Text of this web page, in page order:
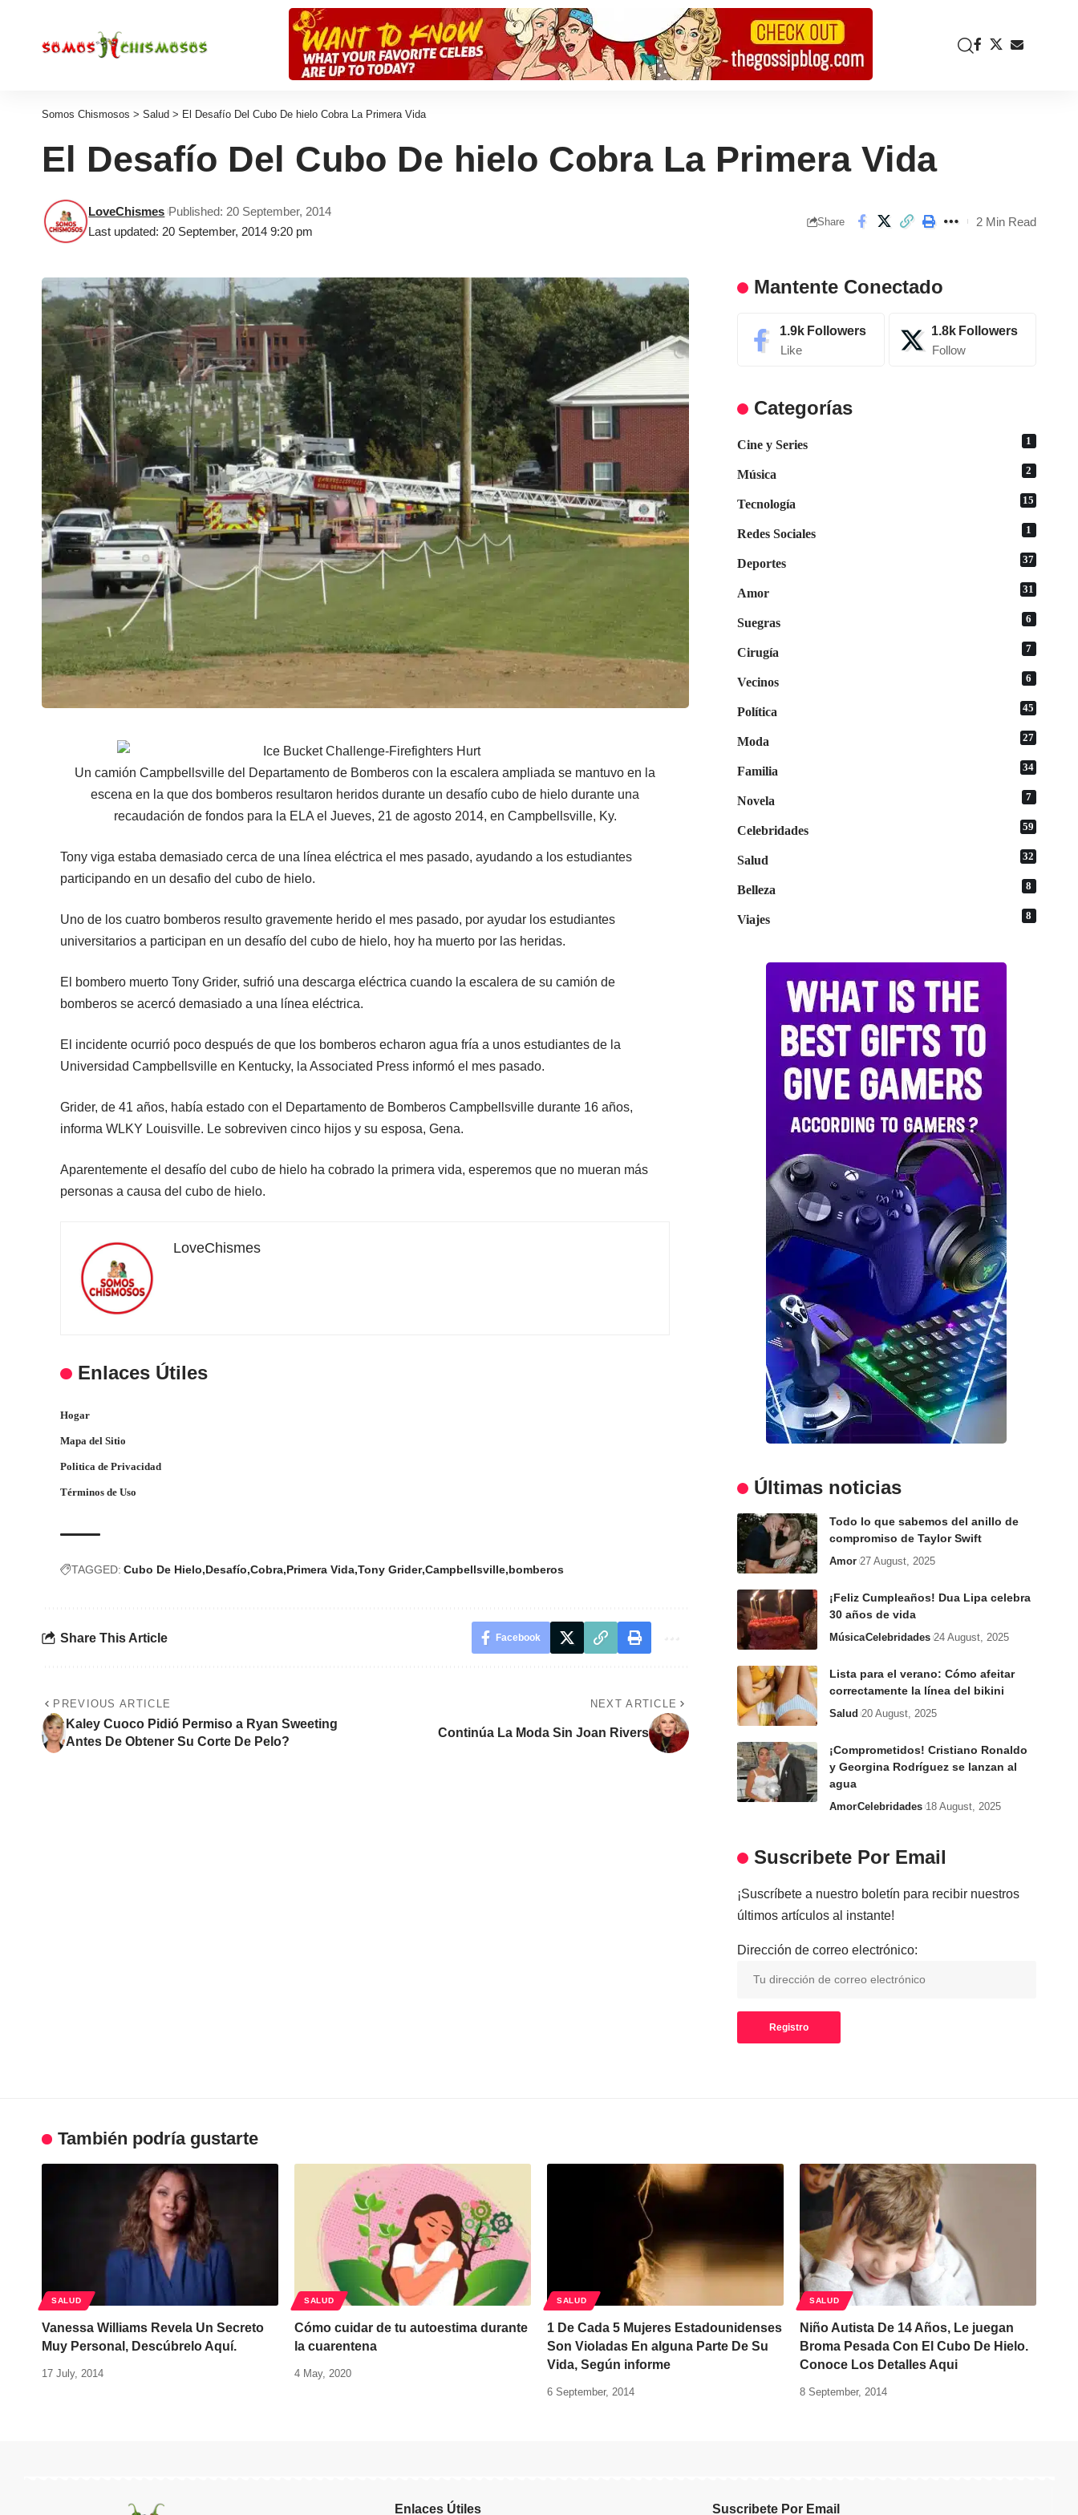
Somos Chismosos > Salud > El Desafío Del Cubo De hielo Cobra La Primera Vida
El Desafío Del Cubo De hielo Cobra La Primera Vida
Last updated: 20 September, 2014 9:20 pm
LoveChismes Published: 20 September, 2014
Share 2 Min Read
Un camión Campbellsville del Departamento de Bomberos con la escalera ampliada se mantuvo en la
escena en la que dos bomberos resultaron heridos durante un desafío cubo de hielo durante una
recaudación de fondos para la ELA el Jueves, 21 de agosto 2014, en Campbellsville, Ky.
Tony viga estaba demasiado cerca de una línea eléctrica el mes pasado, ayudando a los estudiantes
participando en un desafio del cubo de hielo.
Uno de los cuatro bomberos resulto gravemente herido el mes pasado, por ayudar los estudiantes
universitarios a participan en un desafío del cubo de hielo, hoy ha muerto por las heridas.
El bombero muerto Tony Grider, sufrió una descarga eléctrica cuando la escalera de su camión de
bomberos se acercó demasiado a una línea eléctrica.
El incidente ocurrió poco después de que los bomberos echaron agua fría a unos estudiantes de la
Universidad Campbellsville en Kentucky, la Associated Press informó el mes pasado.
Grider, de 41 años, había estado con el Departamento de Bomberos Campbellsville durante 16 años,
informa WLKY Louisville. Le sobreviven cinco hijos y su esposa, Gena.
Aparentemente el desafío del cubo de hielo ha cobrado la primera vida, esperemos que no mueran más
personas a causa del cubo de hielo.
LoveChismes
Enlaces Útiles
Hogar
Mapa del Sitio
Politica de Privacidad
Términos de Uso
TAGGED: Cubo De Hielo Desafío Cobra Primera Vida Tony Grider Campbellsville bomberos
Share This Article Facebook
PREVIOUS ARTICLE
Kaley Cuoco Pidió Permiso a Ryan Sweeting
Antes De Obtener Su Corte De Pelo?
NEXT ARTICLE
Continúa La Moda Sin Joan Rivers
Mantente Conectado
1.9k Followers
Like
1.8k Followers
Follow
Categorías
Cine y Series 1
Música 2
Tecnología 15
Redes Sociales 1
Deportes 37
Amor 31
Suegras 6
Cirugía 7
Vecinos 6
Política 45
Moda 27
Familia 34
Novela 7
Celebridades 59
Salud 32
Belleza 8
Viajes 8
Últimas noticias
Todo lo que sabemos del anillo de
compromiso de Taylor Swift
Amor 27 August, 2025
¡Feliz Cumpleaños! Dua Lipa celebra
30 años de vida
MúsicaCelebridades 24 August, 2025
Lista para el verano: Cómo afeitar
correctamente la línea del bikini
Salud 20 August, 2025
¡Comprometidos! Cristiano Ronaldo
y Georgina Rodríguez se lanzan al
agua
AmorCelebridades 18 August, 2025
Suscribete Por Email
¡Suscríbete a nuestro boletín para recibir nuestros
últimos artículos al instante!
Dirección de correo electrónico:
También podría gustarte
SALUD
Vanessa Williams Revela Un Secreto
Muy Personal, Descúbrelo Aquí.
17 July, 2014
SALUD
Cómo cuidar de tu autoestima durante
la cuarentena
4 May, 2020
SALUD
1 De Cada 5 Mujeres Estadounidenses
Son Violadas En alguna Parte De Su
Vida, Según informe
6 September, 2014
SALUD
Niño Autista De 14 Años, Le juegan
Broma Pesada Con El Cubo De Hielo.
Conoce Los Detalles Aqui
8 September, 2014
Enlaces Útiles Suscribete Por Email